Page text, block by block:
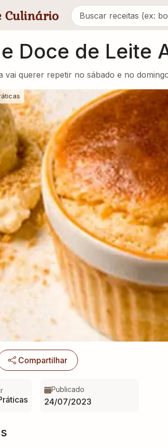
Culinário
Doce de Leite
vai querer repetir no sábado e no
Compartilhar
Publicado
24/07/2023